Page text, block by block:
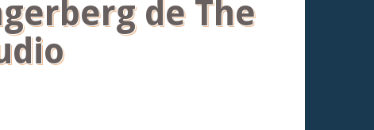
de The